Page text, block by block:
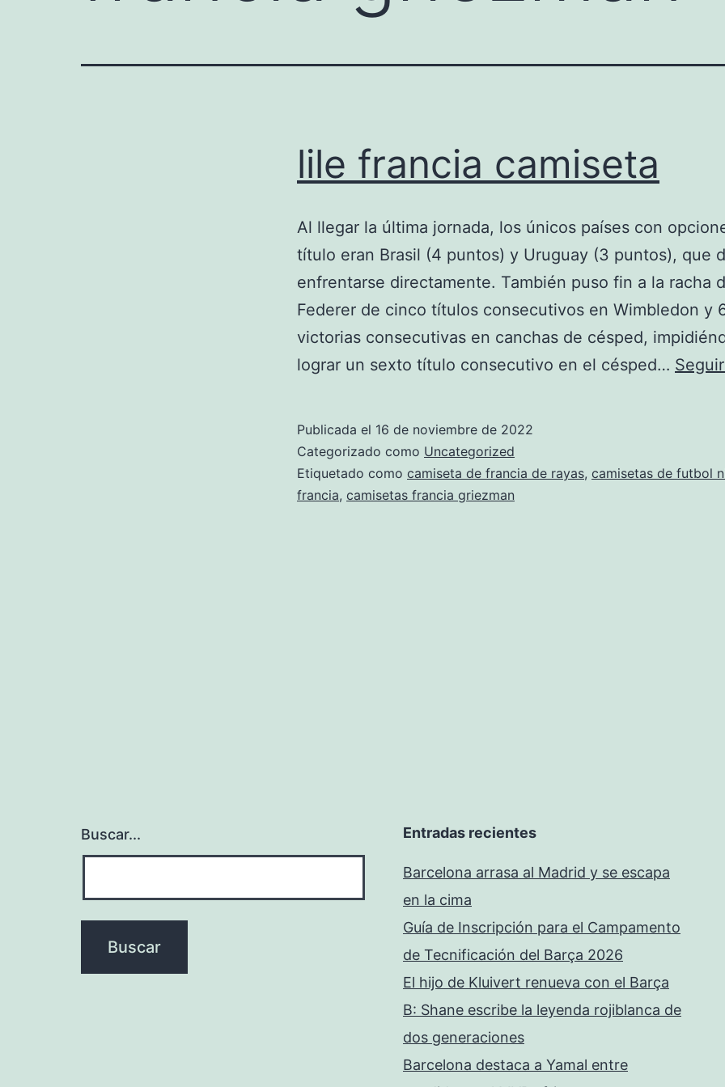
lile francia camiseta
Al llegar la última jornada, los únicos países con
título eran Brasil (4 puntos) y Uruguay (3 puntos), que
enfrentarse directamente. También puso fin a la racha
Federer de cinco títulos consecutivos en Wimbledon y
victorias consecutivas en canchas de césped,
lograr un sexto título consecutivo en el césped…
Publicada el 16 de noviembre de 2022
Categorizado como Uncategorized
Etiquetado como camiseta de francia de rayas, camisetas de futbol
francia, camisetas francia griezman
Buscar... Entradas recientes
Barcelona arrasa al Madrid y se escapa
en la cima
Guía de Inscripción para el Campamento
de Tecnificación del Barça 2026
El hijo de Kluivert renueva con el Barça
B: Shane escribe la leyenda rojiblanca de
dos generaciones
Barcelona destaca a Yamal entre